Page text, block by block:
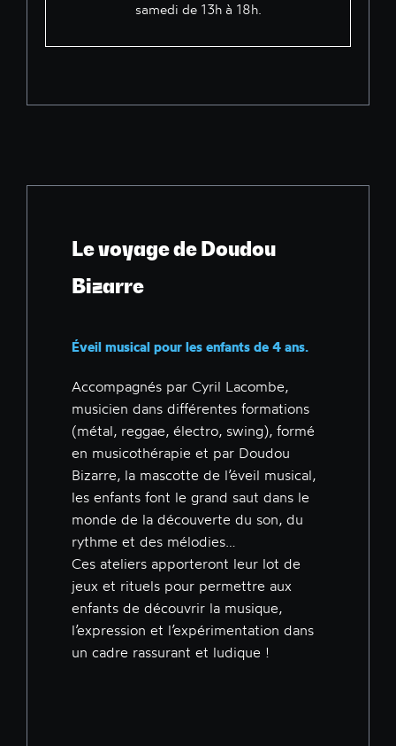
samedi de 13h à 18h.
Le voyage de Doudou
Bizarre
Éveil musical pour les enfants de 4 ans.
Accompagnés par Cyril Lacombe,
musicien dans différentes formations
(métal, reggae, électro, swing), formé
en musicothérapie et par Doudou
Bizarre, la mascotte de l’éveil musical,
les enfants font le grand saut dans le
monde de la découverte du son, du
rythme et des mélodies…
Ces ateliers apporteront leur lot de
jeux et rituels pour permettre aux
enfants de découvrir la musique,
l’expression et l’expérimentation dans
un cadre rassurant et ludique !